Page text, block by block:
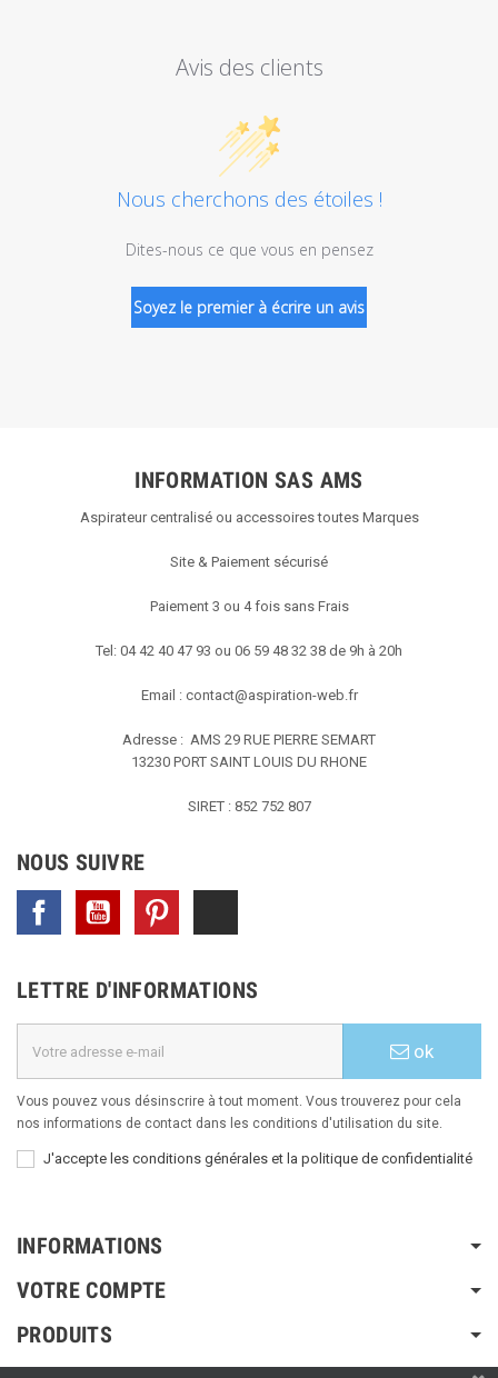
Avis des clients
Nous cherchons des étoiles !
Dites-nous ce que vous en pensez
Soyez le premier à écrire un avis
INFORMATION SAS AMS
Aspirateur centralisé ou accessoires toutes Marques
Site & Paiement sécurisé
Paiement 3 ou 4 fois sans Frais
Tel: 04 42 40 47 93 ou 06 59 48 32 38 de 9h à 20h
Email : contact@aspiration-web.fr
Adresse : AMS 29 RUE PIERRE SEMART
13230 PORT SAINT LOUIS DU RHONE
SIRET : 852 752 807
NOUS SUIVRE
Facebook YouTube
LETTRE D'INFORMATIONS
ok
Vous pouvez vous désinscrire à tout moment. Vous trouverez pour cela
nos informations de contact dans les conditions d'utilisation du site.
J'accepte les conditions générales et la politique de confidentialité
INFORMATIONS
VOTRE COMPTE
PRODUITS